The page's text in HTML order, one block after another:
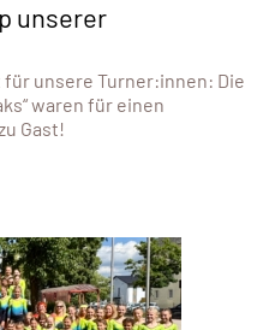
unserer
unsere Turner:innen: Die
waren für einen
Gast!